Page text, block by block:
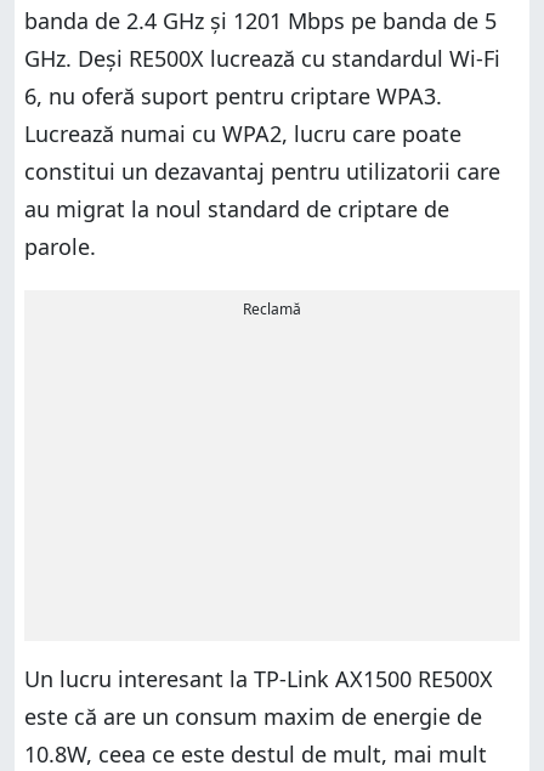
banda de 2.4 GHz și 1201 Mbps pe banda de 5
GHz. Deși RE500X lucrează cu standardul Wi-Fi
6, nu oferă suport pentru criptare WPA3.
Lucrează numai cu WPA2, lucru care poate
constitui un dezavantaj pentru utilizatorii care
au migrat la noul standard de criptare de
parole.
Reclamă
Un lucru interesant la TP-Link AX1500 RE500X
este că are un consum maxim de energie de
10.8W, ceea ce este destul de mult, mai mult